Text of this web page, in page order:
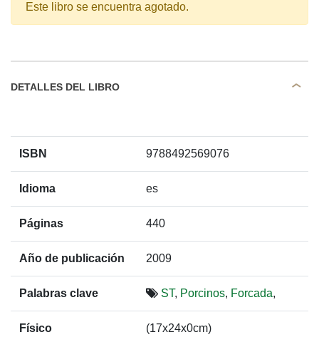
Este libro se encuentra agotado.
DETALLES DEL LIBRO
ISBN 9788492569076
Idioma es
Páginas 440
Año de publicación 2009
Palabras clave ST, Porcinos, Forcada,
Físico (17x24x0cm)